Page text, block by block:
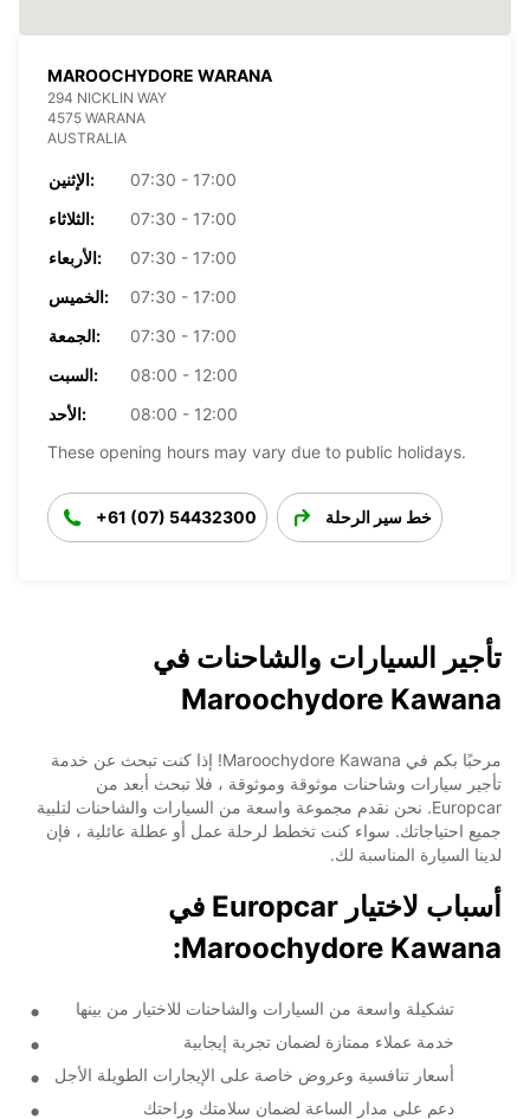
MAROOCHYDORE WARANA
294 NICKLIN WAY
4575 WARANA
AUSTRALIA
الإثنين:
07:30 - 17:00
الثلاثاء:
07:30 - 17:00
الأربعاء:
07:30 - 17:00
الخميس:
07:30 - 17:00
الجمعة:
07:30 - 17:00
السبت:
08:00 - 12:00
الأحد:
08:00 - 12:00
These opening hours may vary due to public holidays.
+61 (07) 54432300 خط سير الرحلة
تأجير السيارات والشاحنات في
Maroochydore Kawana
مرحبًا بكم في Maroochydore Kawana! إذا كنت تبحث عن خدمة
تأجير سيارات وشاحنات موثوقة وموثوقة ، فلا تبحث أبعد من
Europcar. نحن نقدم مجموعة واسعة من السيارات والشاحنات لتلبية
جميع احتياجاتك. سواء كنت تخطط لرحلة عمل أو عطلة عائلية ، فإن
لدينا السيارة المناسبة لك.
أسباب لاختيار Europcar في
Maroochydore Kawana:
تشكيلة واسعة من السيارات والشاحنات للاختيار من بينها
خدمة عملاء ممتازة لضمان تجربة إيجابية
أسعار تنافسية وعروض خاصة على الإيجارات الطويلة الأجل
دعم على مدار الساعة لضمان سلامتك وراحتك